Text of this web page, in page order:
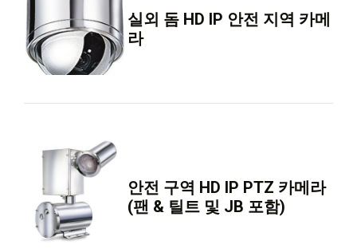
실외 돔 HD IP 안전 지역 카메
라
안전 구역 HD IP PTZ 카메라
(팬 & 틸트 및 JB 포함)